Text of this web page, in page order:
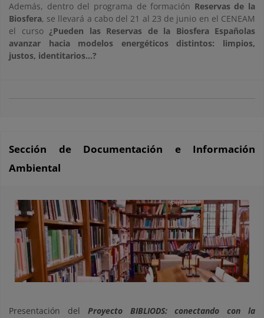
Además, dentro del programa de formación Reservas de la
Biosfera, se llevará a cabo del 21 al 23 de junio en el CENEAM
el curso ¿Pueden las Reservas de la Biosfera Españolas
avanzar hacia modelos energéticos distintos: limpios,
justos, identitarios…?
Sección de Documentación e Información
Ambiental
Presentación del Proyecto BIBLIODS: conectando con la